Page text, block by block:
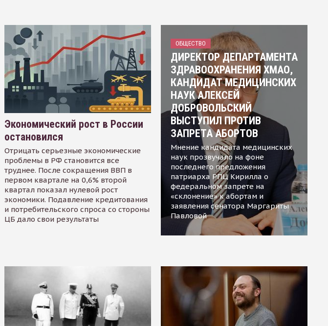
Экономический рост в России
остановился
Отрицать серьезные экономические
проблемы в РФ становится все
труднее. После сокращения ВВП в
первом квартале на 0,6% второй
квартал показал нулевой рост
экономики. Подавление кредитования
и потребительского спроса со стороны
ЦБ дало свои результаты
ОБЩЕСТВО
ДИРЕКТОР ДЕПАРТАМЕНТА
ЗДРАВООХРАНЕНИЯ ХМАО,
КАНДИДАТ МЕДИЦИНСКИХ
НАУК АЛЕКСЕЙ
ДОБРОВОЛЬСКИЙ
ВЫСТУПИЛ ПРОТИВ
ЗАПРЕТА АБОРТОВ
Мнение кандидата медицинских
наук прозвучало на фоне
последнего предложения
патриарха РПЦ Кирилла о
федеральном запрете на
«склонение» к абортам и
заявления сенатора Маргариты
Павловой